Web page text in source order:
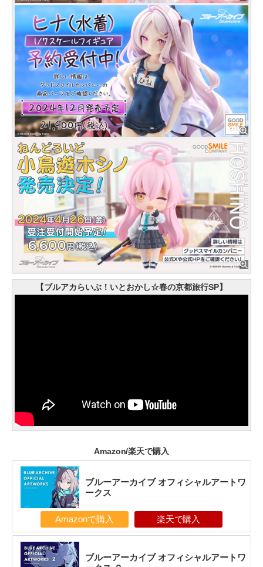
【ブルアカらいぶ！いとおかし☆春の京都旅行SP】
Amazon/楽天で購入
ブルーアーカイブ オフィシャルアートワ
ークス
Amazonで購入 楽天で購入
ブルーアーカイブ オフィシャルアートワ